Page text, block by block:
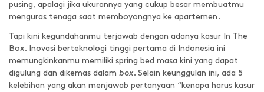
pusing, apalagi jika ukurannya yang cukup besar membuatmu
menguras tenaga saat memboyongnya ke apartemen.
Tapi kini kegundahanmu terjawab dengan adanya kasur In The
Box. Inovasi berteknologi tinggi pertama di Indonesia ini
memungkinkanmu memiliki spring bed masa kini yang dapat
digulung dan dikemas dalam box. Selain keunggulan ini, ada 5
kelebihan yang akan menjawab pertanyaan “kenapa harus kasur